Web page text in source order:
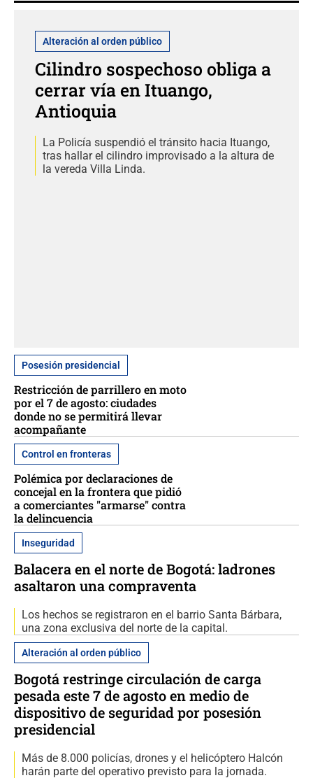
Alteración al orden público
Cilindro sospechoso obliga a
cerrar vía en Ituango,
Antioquia
La Policía suspendió el tránsito hacia Ituango,
tras hallar el cilindro improvisado a la altura de
la vereda Villa Linda.
Posesión presidencial
Restricción de parrillero en moto
por el 7 de agosto: ciudades
donde no se permitirá llevar
acompañante
Control en fronteras
Polémica por declaraciones de
concejal en la frontera que pidió
a comerciantes "armarse" contra
la delincuencia
Inseguridad
Balacera en el norte de Bogotá: ladrones
asaltaron una compraventa
Los hechos se registraron en el barrio Santa Bárbara,
una zona exclusiva del norte de la capital.
Alteración al orden público
Bogotá restringe circulación de carga
pesada este 7 de agosto en medio de
dispositivo de seguridad por posesión
presidencial
Más de 8.000 policías, drones y el helicóptero Halcón
harán parte del operativo previsto para la jornada.